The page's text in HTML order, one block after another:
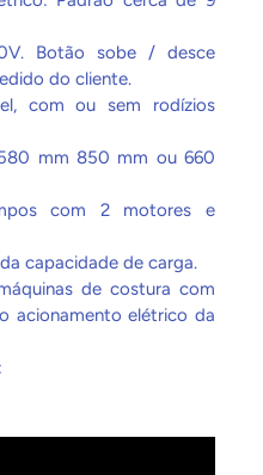
Botão sobe / desce
do cliente.
com ou sem rodízios
mm 850 mm ou 660
com 2 motores e
capacidade de carga.
de costura com
acionamento elétrico da